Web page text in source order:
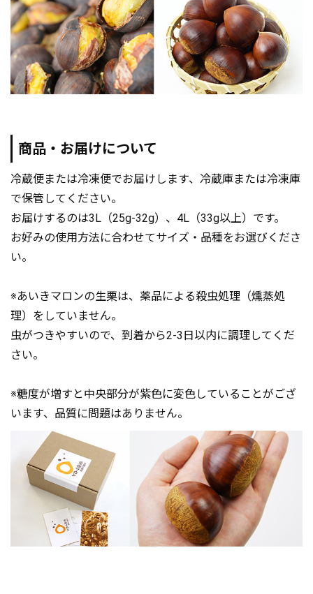
商品・お届けについて
冷蔵便または冷凍便でお届けします、冷蔵庫または冷凍庫
で保管してください。
お届けするのは3L（25g-32g）、4L（33g以上）です。
お好みの使用方法に合わせてサイズ・品種をお選びくださ
い。
※あいきマロンの生栗は、薬品による殺虫処理（燻蒸処
理）をしていません。
虫がつきやすいので、到着から2-3日以内に調理してくだ
さい。
※糖度が増すと中央部分が紫色に変色していることがござ
います、品質に問題はありません。